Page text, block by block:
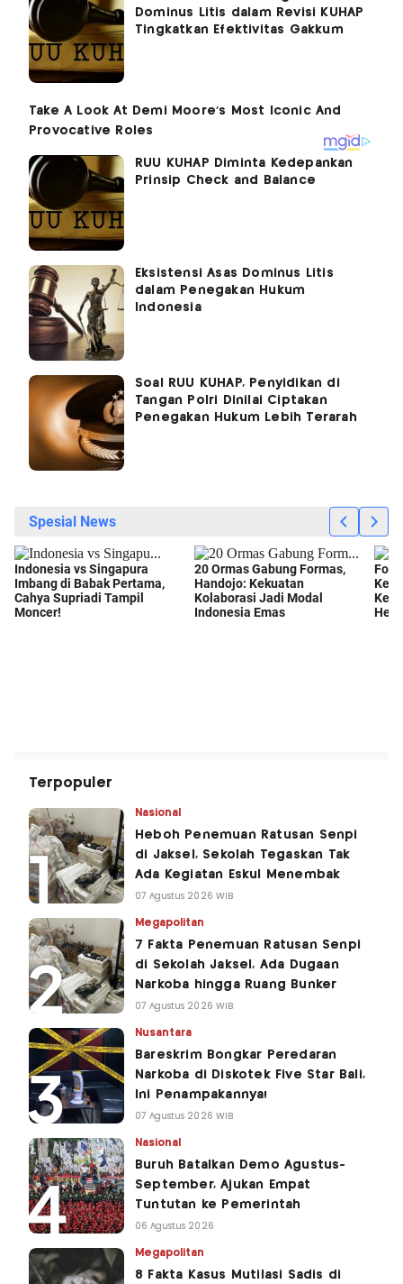
Dominus Litis dalam Revisi KUHAP
Tingkatkan Efektivitas Gakkum
RUU KUHAP Diminta Kedepankan
Prinsip Check and Balance
Eksistensi Asas Dominus Litis
dalam Penegakan Hukum
Indonesia
Soal RUU KUHAP, Penyidikan di
Tangan Polri Dinilai Ciptakan
Penegakan Hukum Lebih Terarah
Terpopuler
Nasional
Heboh Penemuan Ratusan Senpi
di Jaksel, Sekolah Tegaskan Tak
Ada Kegiatan Eskul Menembak
07 Agustus 2026 WIB
Megapolitan
7 Fakta Penemuan Ratusan Senpi
di Sekolah Jaksel, Ada Dugaan
Narkoba hingga Ruang Bunker
07 Agustus 2026 WIB
Nusantara
Bareskrim Bongkar Peredaran
Narkoba di Diskotek Five Star Bali,
Ini Penampakannya!
07 Agustus 2026 WIB
Nasional
Buruh Batalkan Demo Agustus-
September, Ajukan Empat
Tuntutan ke Pemerintah
06 Agustus 2026
Megapolitan
8 Fakta Kasus Mutilasi Sadis di